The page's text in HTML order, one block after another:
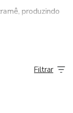
produzindo
admiração.
todo o
sete anos de
técnicas
e capacitar
Filtrar